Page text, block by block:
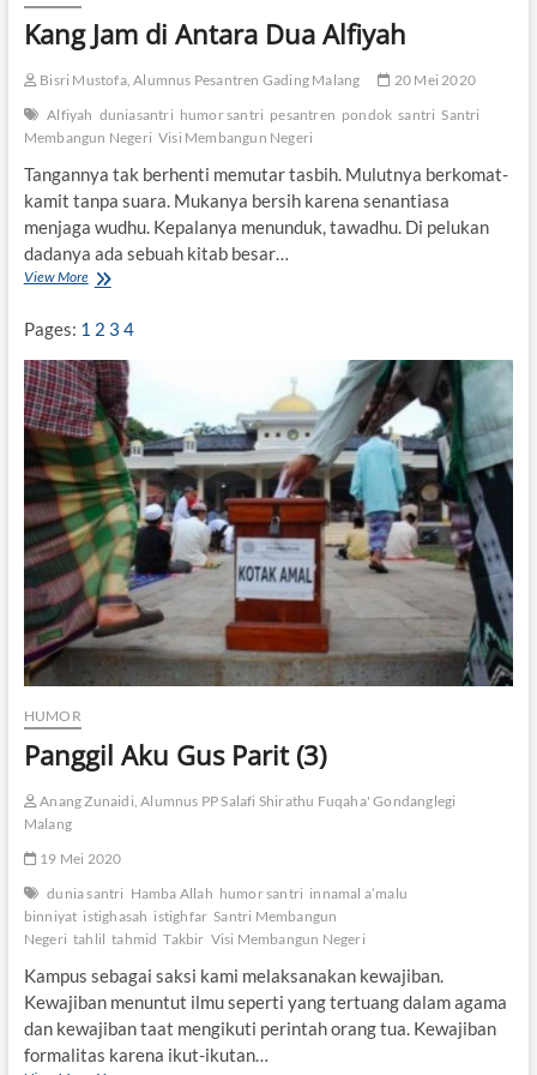
Kang Jam di Antara Dua Alfiyah
Bisri Mustofa, Alumnus Pesantren Gading Malang
20 Mei 2020
Alfiyah duniasantri humor santri pesantren pondok santri Santri
Membangun Negeri Visi Membangun Negeri
Tangannya tak berhenti memutar tasbih. Mulutnya berkomat-
kamit tanpa suara. Mukanya bersih karena senantiasa
menjaga wudhu. Kepalanya menunduk, tawadhu. Di pelukan
dadanya ada sebuah kitab besar…
View MoreK
g
J
a
m
d
i
A
n
t
a
r
a
D
u
a
l
y
a
h
Pages: 1 2 3 4
HUMOR
Panggil Aku Gus Parit (3)
Anang Zunaidi, Alumnus PP Salafi Shirathu Fuqaha' Gondanglegi
Malang
19 Mei 2020
dunia santri Hamba Allah humor santri innamal a’malu
binniyat istighasah istighfar Santri Membangun
Negeri tahlil tahmid Takbir Visi Membangun Negeri
Kampus sebagai saksi kami melaksanakan kewajiban.
Kewajiban menuntut ilmu seperti yang tertuang dalam agama
dan kewajiban taat mengikuti perintah orang tua. Kewajiban
formalitas karena ikut-ikutan…